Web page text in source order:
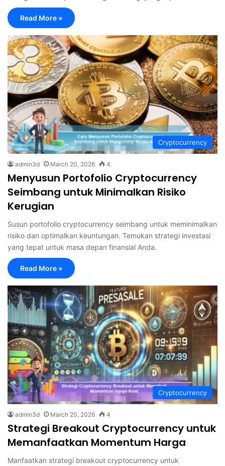
Read More »
Cryptocurrency
admin3d March 20, 2026 4
Menyusun Portofolio Cryptocurrency
Seimbang untuk Minimalkan Risiko
Kerugian
Susun portofolio cryptocurrency seimbang untuk meminimalkan
risiko dan optimalkan keuntungan. Temukan strategi investasi
yang tepat untuk masa depan finansial Anda.
Read More »
Cryptocurrency
admin3d March 20, 2026 4
Strategi Breakout Cryptocurrency untuk
Memanfaatkan Momentum Harga
Manfaatkan strategi breakout cryptocurrency untuk